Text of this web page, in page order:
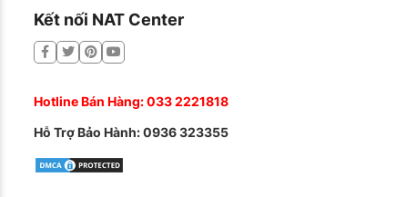
Giá lốp 235/50R19 thương hiệu Michelin trên thị trường
theo chính sách khuyến mãi tại từng thời điểm. Khi sử
viên tay nghề cao – mang lại sự an tâm và hài lòng tối đa.
So với các thương hiệu khác như Bridgestone Alenza
Tuy nhiên, sự chênh lệch này hoàn toàn tương xứng
để chắc chắn tính an toàn và bền lâu. Mức
Bạn đang tìm lốp SUV phù hợp cho xe Tucson, CX-5
Kết nối NAT Center
Hotline Bán Hàng:033 2221818
Hỗ Trợ Bảo Hành:0936 323355